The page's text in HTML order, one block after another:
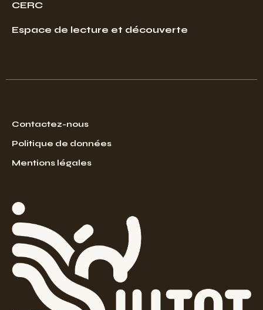
CERC
Espace de lecture et découverte
Contactez-nous
Politique de données
Mentions légales